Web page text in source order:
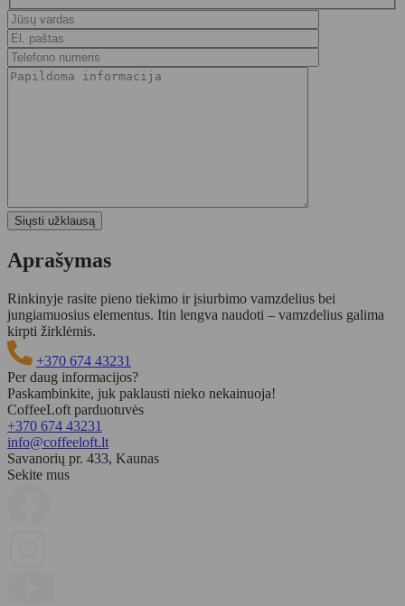
Aprašymas
Rinkinyje rasite pieno tiekimo ir įsiurbimo vamzdelius bei
jungiamuosius elementus. Itin lengva naudoti – vamzdelius galima
kirpti žirklėmis.
+370 674 43231
Per daug informacijos?
Paskambinkite, juk paklausti nieko nekainuoja!
CoffeeLoft parduotuvės
+370 674 43231
info@coffeeloft.lt
Savanorių pr. 433, Kaunas
Sekite mus